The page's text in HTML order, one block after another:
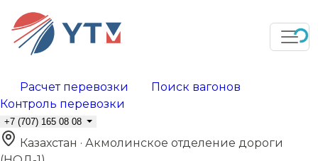
Расчет перевозки
Поиск вагонов
Контроль перевозки
+7 (707) 165 08 08
Казахстан · Акмолинское отделение дороги